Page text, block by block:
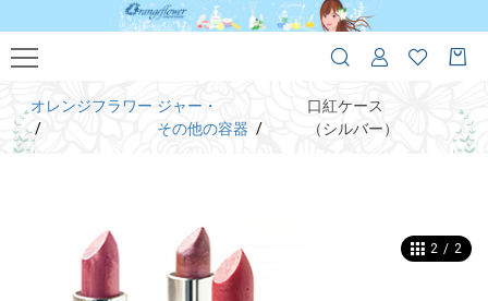
オレンジフラワー ジャー・
その他の容器
口紅ケース
（シルバー）
2 / 2